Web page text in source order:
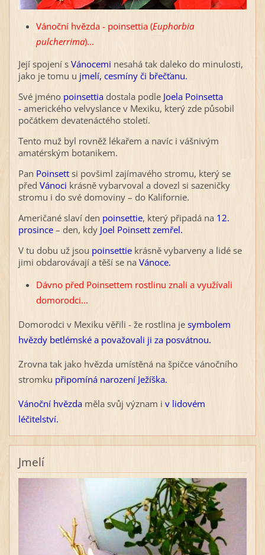
Vánoční hvězda - poinsettia (Euphorbia
pulcherrima)...
Její spojení s Vánocemi nesahá tak daleko do minulosti,
jako je tomu u jmelí, cesmíny či břečťanu.
Své jméno poinsettia dostala podle Joela Poinsetta
- amerického velvyslance v Mexiku, který zde působil
počátkem devatenáctého století.
Tento muž byl rovněž lékařem a navíc i vášnivým
amatérským botanikem.
Pan Poinsettsi povšiml zajímavého stromu, který se
před Vánoci krásně vybarvoval a dovezl si sazeničky
stromu i do své domoviny – do Kalifornie.
Američané slaví den poinsettie, který připadá na 12.
prosince – den, kdy Joel Poinsett zemřel.
V tu dobu už jsou poinsettie krásně vybarveny a lidé se
jimi obdarovávají a těší se na Vánoce.
Dávno před Poinsettem rostlinu znali a využívali
domorodci...
Domorodci v Mexiku věřili - že rostlina jesymbolem
hvězdy betlémské a považovali ji za posvátnou.
Zrovna tak jako hvězda umístěná na špičce vánočního
stromku připomíná narození Ježíška.
Vánoční hvězdaměla svůj význam i v lidovém
léčitelství.
Jmelí